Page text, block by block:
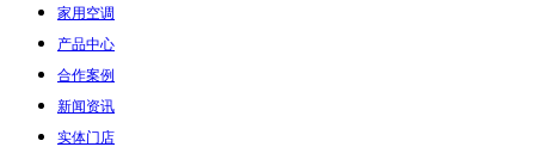
家用空调
产品中心
合作案例
新闻资讯
实体门店